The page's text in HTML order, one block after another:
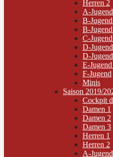
Herren 2
A-
B-
B-
C-
D-
D-
E-
F-Jugend
Minis
Saison 2019/
Cockpit
Damen 1
Damen 2
Damen 3
Herren 1
Herren 2
A-